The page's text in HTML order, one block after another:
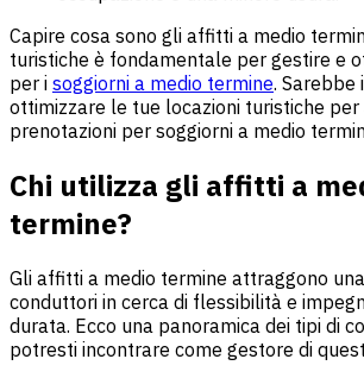
Capire cosa sono gli affitti a medio
turistiche è fondamentale per gestire e
per i soggiorni a medio termine. Sarebbe
ottimizzare le tue locazioni turistiche
prenotazioni per soggiorni a medio
Chi utilizza gli affitti a
termine?
Gli affitti a medio termine attraggono
conduttori in cerca di flessibilità e
durata. Ecco una panoramica dei tipi di
potresti incontrare come gestore di